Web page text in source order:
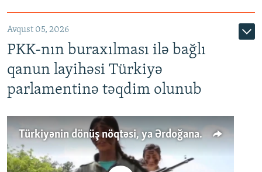
Avqust 05, 2026
PKK-nın buraxılması ilə bağlı
qanun layihəsi Türkiyə
parlamentinə təqdim olunub
Türkiyənin dönüş nöqtəsi, ya Ərdoğana üçüncü şans: PKK ilə qəfil barışıq nə deməkdir?